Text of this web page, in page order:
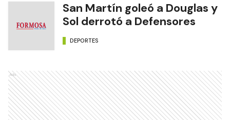
San Martín goleó a Douglas y
Sol derrotó a Defensores
DEPORTES
Ads